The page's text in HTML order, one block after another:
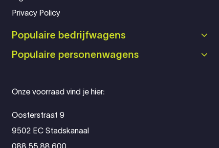
Onze voorraad vind je hier:
Oosterstraat 9
9502 EC Stadskanaal
088 55 88 600
Privacy Policy
Populaire bedrijfwagens
Populaire personenwagens